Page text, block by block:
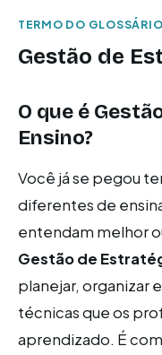
TERMO DO GLOSSÁRIO
Gestão de
O que é
Ensino?
Você já se pegou
diferentes de
entendam melhor
Gestão de
planejar, organizar
técnicas que os
aprendizado. É